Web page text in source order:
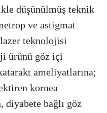
düşünülmüş teknik
ve astigmat
teknolojisi
ürünü göz içi
ameliyatlarına;
kornea
diyabete bağlı göz